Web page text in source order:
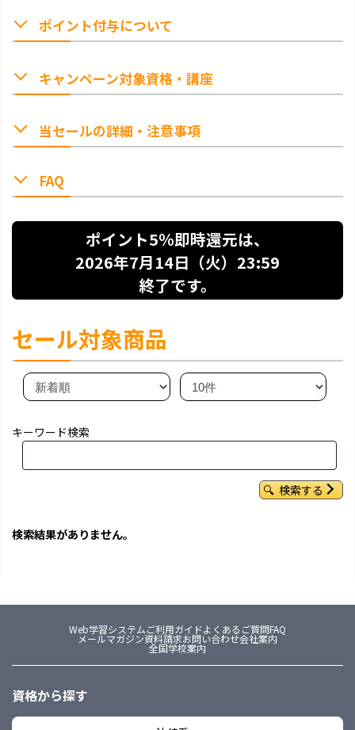
ポイント付与について
キャンペーン対象資格・講座
当セールの詳細・注意事項
FAQ
ポイント5％即時還元は、
2026年7月14日（火）23:59
終了です。
セール対象商品
キーワード検索
検索する
検索結果がありません。
Web学習システムご利用ガイドよくあるご質問FAQ
メールマガジン資料請求お問い合わせ会社案内
全国学校案内
資格から探す